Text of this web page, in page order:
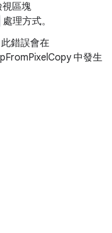
視區塊
處理方式。
錯誤會在
中發生